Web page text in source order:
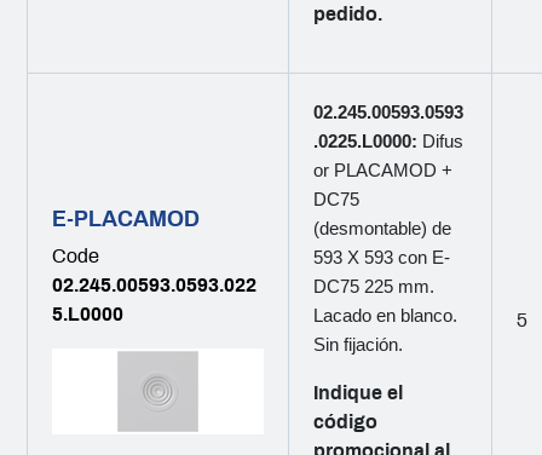
pedido.
E-PLACAMOD
Code
02.245.00593.0593.022
5.L0000
02.245.00593.0593
.0225.L0000: Difus
or PLACAMOD +
DC75
(desmontable) de
593 X 593 con E-
DC75 225 mm.
Lacado en blanco.
Sin fijación.
Indique el
código
promocional al
5